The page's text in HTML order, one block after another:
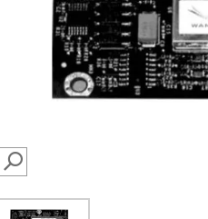
SEARCH